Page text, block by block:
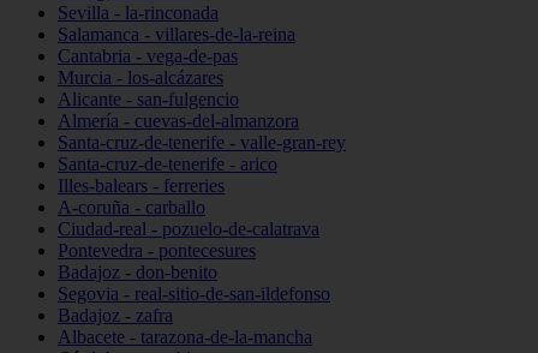
Sevilla - la-rinconada
Salamanca - villares-de-la-reina
Cantabria - vega-de-pas
Murcia - los-alcázares
Alicante - san-fulgencio
Almería - cuevas-del-almanzora
Santa-cruz-de-tenerife - valle-gran-rey
Santa-cruz-de-tenerife - arico
Illes-balears - ferreries
A-coruña - carballo
Ciudad-real - pozuelo-de-calatrava
Pontevedra - pontecesures
Badajoz - don-benito
Segovia - real-sitio-de-san-ildefonso
Badajoz - zafra
Albacete - tarazona-de-la-mancha